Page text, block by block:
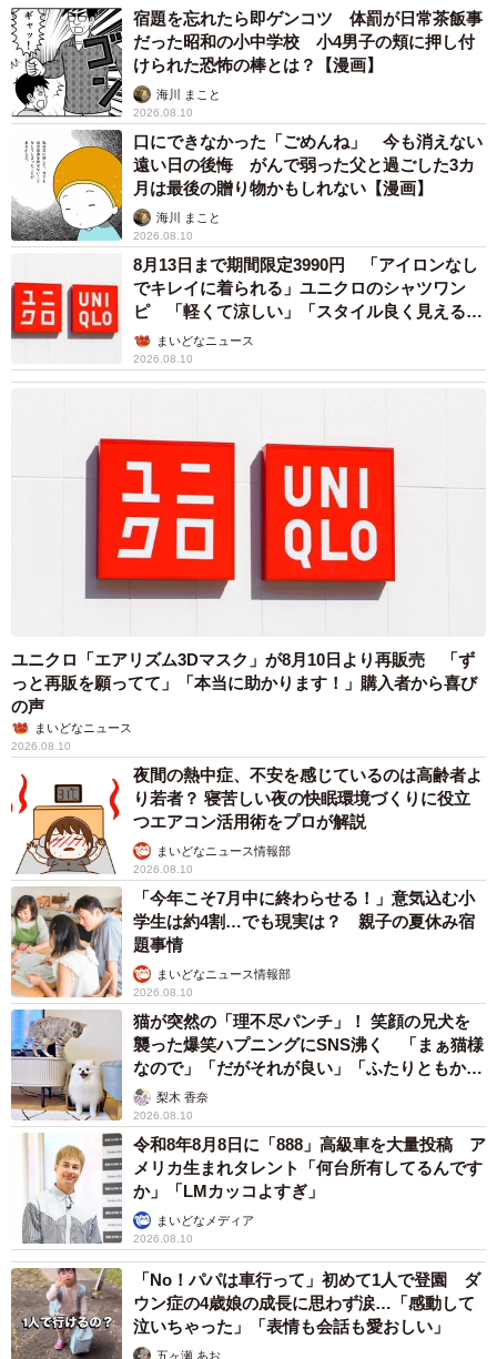
宿題を忘れたら即ゲンコツ 体罰が日常茶飯事
だった昭和の小中学校 小4男子の頬に押し付
けられた恐怖の棒とは？【漫画】
海川 まこと
2026.08.10
口にできなかった「ごめんね」 今も消えない
遠い日の後悔 がんで弱った父と過ごした3カ
月は最後の贈り物かもしれない【漫画】
海川 まこと
2026.08.10
8月13日まで期間限定3990円 「アイロンなし
でキレイに着られる」ユニクロのシャツワン
ピ 「軽くて涼しい」「スタイル良く見える」
の声まいどなニュース
2026.08.10
ユニクロ「エアリズム3Dマスク」が8月10日より再販売 「ず
っと再販を願ってて」「本当に助かります！」購入者から喜び
の声
まいどなニュース
2026.08.10
夜間の熱中症、不安を感じているのは高齢者よ
り若者？ 寝苦しい夜の快眠環境づくりに役立
つエアコン活用術をプロが解説
まいどなニュース情報部
2026.08.10
「今年こそ7月中に終わらせる！」意気込む小
学生は約4割…でも現実は？ 親子の夏休み宿
題事情
まいどなニュース情報部
2026.08.10
猫が突然の「理不尽パンチ」！ 笑顔の兄犬を
襲った爆笑ハプニングにSNS沸く 「まぁ猫様
なので」「だがそれが良い」「ふたりともかわ
いいね」
梨木 香奈
2026.08.10
令和8年8月8日に「888」高級車を大量投稿 ア
メリカ生まれタレント「何台所有してるんです
か」「LMカッコよすぎ」
まいどなメディア
2026.08.10
「No！パパは車行って」初めて1人で登園 ダ
ウン症の4歳娘の成長に思わず涙…「感動して
泣いちゃった」「表情も会話も愛おしい」
五ヶ瀬 あお